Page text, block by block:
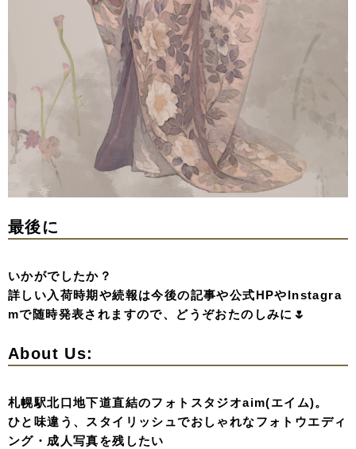
最後に
いかがでしたか？
詳しい入荷時期や続報は今後の記事や公式HPやInstagra
mで随時発表されますので、どうぞおたのしみに🌷
About Us:
札幌駅北口地下道直結のフォトスタジオaim(エイム)。
ひと味違う、スタイリッシュでおしゃれなフォトウエディ
ング・成人写真を残したい